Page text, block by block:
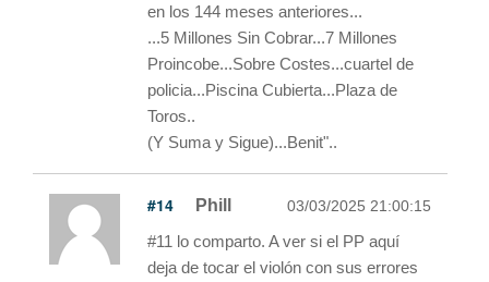
en los 144 meses anteriores...
...5 Millones Sin Cobrar...7 Millones
Proincobe...Sobre Costes...cuartel de
policia...Piscina Cubierta...Plaza de
Toros..
(Y Suma y Sigue)...Benit"..
#14 Phill 03/03/2025 21:00:15
#11 lo comparto. A ver si el PP aquí
deja de tocar el violón con sus errores